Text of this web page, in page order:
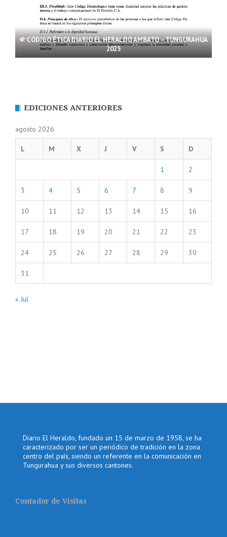
CÓDIGO ÉTICA DIARIO EL HERALDO AMBATO – TUNGURAHUA
2025
EDICIONES ANTERIORES
agosto 2026
L M X J V S D
1 2
3 4 5 6 7 8 9
10 11 12 13 14 15 16
17 18 19 20 21 22 23
24 25 26 27 28 29 30
31
« Jul
Diario El Heraldo, fundado un 15 de marzo de 1958, se ha
caracterizado por ser un periódico de tradición en la zona
centro del país, siendo un referente en la comunicación en
Tungurahua y sus diversos cantones.
Contador de Visitas